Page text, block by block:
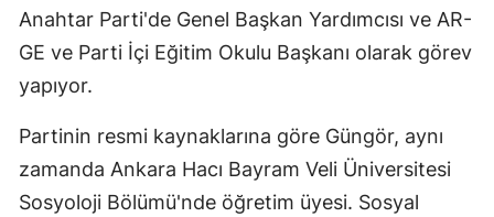
Anahtar Parti'de Genel Başkan Yardımcısı ve AR-
GE ve Parti İçi Eğitim Okulu Başkanı olarak görev
yapıyor.
Partinin resmi kaynaklarına göre Güngör, aynı
zamanda Ankara Hacı Bayram Veli Üniversitesi
Sosyoloji Bölümü'nde öğretim üyesi. Sosyal